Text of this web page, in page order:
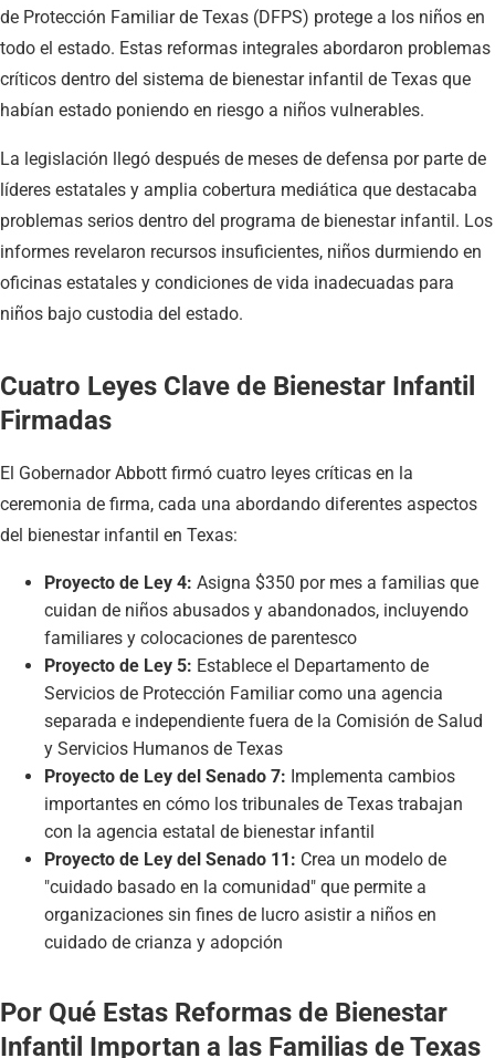
de Protección Familiar de Texas (DFPS) protege a los niños en
todo el estado. Estas reformas integrales abordaron problemas
críticos dentro del sistema de bienestar infantil de Texas que
habían estado poniendo en riesgo a niños vulnerables.
La legislación llegó después de meses de defensa por parte de
líderes estatales y amplia cobertura mediática que destacaba
problemas serios dentro del programa de bienestar infantil. Los
informes revelaron recursos insuficientes, niños durmiendo en
oficinas estatales y condiciones de vida inadecuadas para
niños bajo custodia del estado.
Cuatro Leyes Clave de Bienestar Infantil
Firmadas
El Gobernador Abbott firmó cuatro leyes críticas en la
ceremonia de firma, cada una abordando diferentes aspectos
del bienestar infantil en Texas:
Proyecto de Ley 4: Asigna $350 por mes a familias que
cuidan de niños abusados y abandonados, incluyendo
familiares y colocaciones de parentesco
Proyecto de Ley 5: Establece el Departamento de
Servicios de Protección Familiar como una agencia
separada e independiente fuera de la Comisión de Salud
y Servicios Humanos de Texas
Proyecto de Ley del Senado 7: Implementa cambios
importantes en cómo los tribunales de Texas trabajan
con la agencia estatal de bienestar infantil
Proyecto de Ley del Senado 11: Crea un modelo de
"cuidado basado en la comunidad" que permite a
organizaciones sin fines de lucro asistir a niños en
cuidado de crianza y adopción
Por Qué Estas Reformas de Bienestar
Infantil Importan a las Familias de Texas